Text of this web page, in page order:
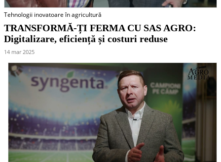
Tehnologii inovatoare în agricultură
TRANSFORMĂ-ȚI FERMA CU SAS AGRO:
Digitalizare, eficiență și costuri reduse
14 mar 2025